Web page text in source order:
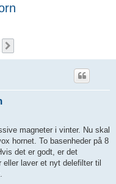
magneter i vinter. Nu skal
hornet. To basenheder på 8
det er godt, er det
eller laver et nyt delefilter til